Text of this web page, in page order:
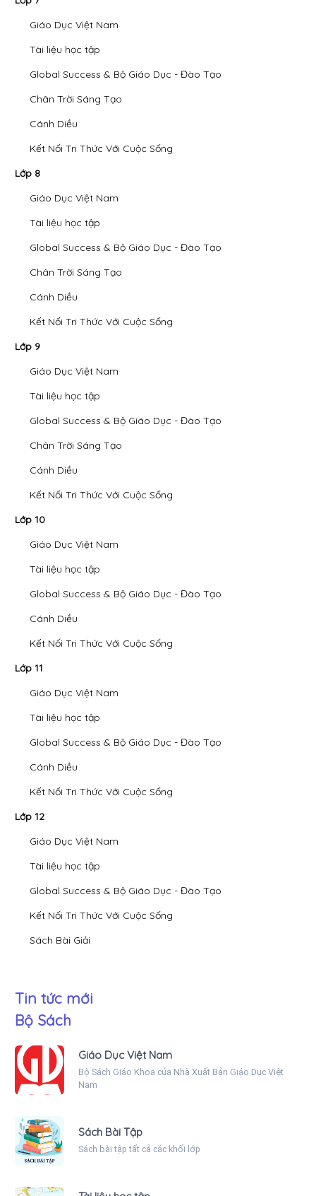
Giáo Dục Việt Nam
Tài liệu học tập
Global Success & Bộ Giáo Dục - Đào Tạo
Chân Trời Sáng Tạo
Cánh Diều
Kết Nối Tri Thức Với Cuộc Sống
Lớp 8
Giáo Dục Việt Nam
Tài liệu học tập
Global Success & Bộ Giáo Dục - Đào Tạo
Chân Trời Sáng Tạo
Cánh Diều
Kết Nối Tri Thức Với Cuộc Sống
Lớp 9
Giáo Dục Việt Nam
Tài liệu học tập
Global Success & Bộ Giáo Dục - Đào Tạo
Chân Trời Sáng Tạo
Cánh Diều
Kết Nối Tri Thức Với Cuộc Sống
Lớp 10
Giáo Dục Việt Nam
Tài liệu học tập
Global Success & Bộ Giáo Dục - Đào Tạo
Cánh Diều
Kết Nối Tri Thức Với Cuộc Sống
Lớp 11
Giáo Dục Việt Nam
Tài liệu học tập
Global Success & Bộ Giáo Dục - Đào Tạo
Cánh Diều
Kết Nối Tri Thức Với Cuộc Sống
Lớp 12
Giáo Dục Việt Nam
Tài liệu học tập
Global Success & Bộ Giáo Dục - Đào Tạo
Kết Nối Tri Thức Với Cuộc Sống
Sách Bài Giải
Tin tức mới
Bộ Sách
Giáo Dục Việt Nam
Bộ Sách Giáo Khoa của Nhà Xuất Bản Giáo Dục Việt
Nam
Sách Bài Tập
Sách bài tập tất cả các khối lớp